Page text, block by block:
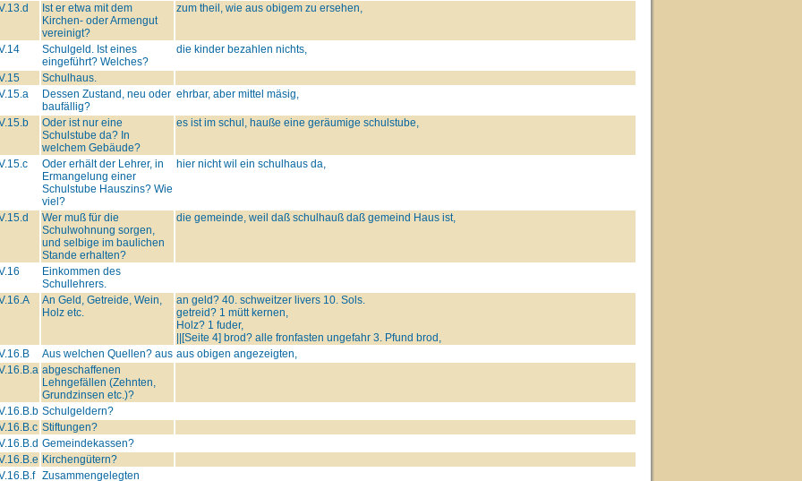
Ist er etwa mit dem
Kirchen- oder Armengut
vereinigt?
zum theil, wie aus obigem zu ersehen,
Schulgeld. Ist eines
eingeführt? Welches?
die kinder bezahlen nichts,
Schulhaus.
Dessen Zustand, neu oder
baufällig?
ehrbar, aber mittel mäsig,
Oder ist nur eine
Schulstube da? In
welchem Gebäude?
es ist im schul, hauße eine geräumige schulstube,
Oder erhält der Lehrer, in
Ermangelung einer
Schulstube Hauszins? Wie
viel?
hier nicht wil ein schulhaus da,
Wer muß für die
Schulwohnung sorgen,
und selbige im baulichen
Stande erhalten?
die gemeinde, weil daß schulhauß daß gemeind Haus ist,
Einkommen des
Schullehrers.
An Geld, Getreide, Wein,
Holz etc.
an geld? 40. schweitzer livers 10. Sols.
getreid? 1 mütt kernen,
Holz? 1 fuder,
||[Seite 4] brod? alle fronfasten ungefahr 3. Pfund brod,
Aus welchen Quellen? aus aus obigen angezeigten,
abgeschaffenen
Lehngefällen (Zehnten,
Grundzinsen etc.)?
Schulgeldern?
Stiftungen?
Gemeindekassen?
Kirchengütern?
Zusammengelegten